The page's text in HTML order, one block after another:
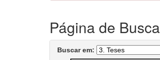
Página de Busca
Buscar em: